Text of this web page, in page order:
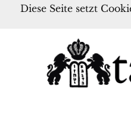
Diese Seite setzt